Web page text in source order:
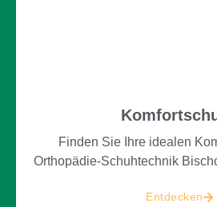
Finden Sie Ihre idealen
Orthopädie-Schuhtechnik
Lösungen für Ihre
Entdecken